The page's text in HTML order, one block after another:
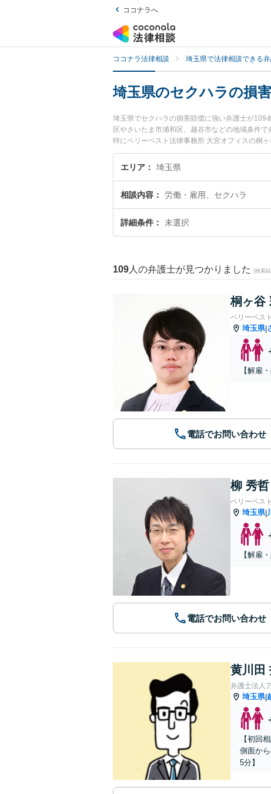
ココナラへ
ココナラ法律相談 埼玉県で法律相談できる
埼玉県のセクハラの損
埼玉県でセクハラの損害賠償に強い弁護士が109
区やさいたま市浦和区、越谷市などの地域条件
特にベリーベスト法律事務所 大宮オフィスの桐
弁護士のプロフィール情報や弁護士費用、強み
ハラの損害賠償のトラブル解決の実績豊富な近
エリア 埼玉県
相談内容 労働・雇用、セクハラ
詳細条件 未選択
109 人の弁護士が見つかりました (検索
桐ヶ谷
ベリーベス
埼玉県|
【解雇
電話でお問い合わせ
柳 秀哲
ベリーベス
埼玉県|
【解雇
電話でお問い合わせ
黄川田
弁護士法人
埼玉県|
【初回
側面か
5分】